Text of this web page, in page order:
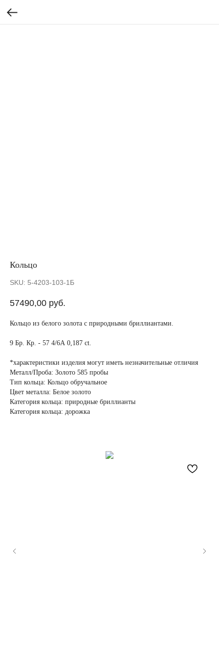
Кольцо
SKU: 5-4203-103-1Б
57490,00 руб.
Кольцо из белого золота с природными бриллиантами.
9 Бр. Кр. - 57 4/6А 0,187 ct.
*характеристики изделия могут иметь незначительные отличия
Металл/Проба: Золото 585 пробы
Тип кольца: Кольцо обручальное
Цвет металла: Белое золото
Категория кольца: природные бриллианты
Категория кольца: дорожка